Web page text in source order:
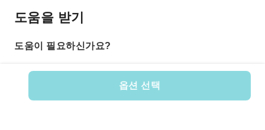
옵션 선택
도움을 받기
도움이 필요하신가요?
상품 번호: 251638